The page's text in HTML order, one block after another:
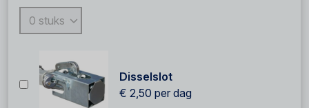
Disselslot
€ 2,50 per dag